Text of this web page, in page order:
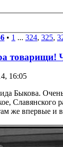
• 1 ... 324, 325,
товарищи!
16:05
Быкова.
Славянского
же впервые и